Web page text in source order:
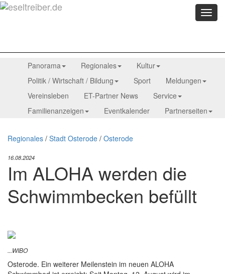
Menü
Panorama Regionales
Kultur
Politik / Wirtschaft / Bildung
Sport
Meldungen
Vereinsleben
ET-Partner News
Service
Familienanzeigen
Eventkalender Partnerseiten
Regionales / Stadt Osterode / Osterode
16.08.2024
Im ALOHA werden die
Schwimmbecken befüllt
...WIBO
Osterode. Ein weiterer Meilenstein im neuen ALOHA